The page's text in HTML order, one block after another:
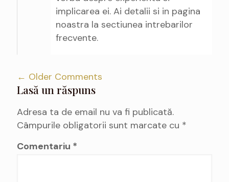
implicarea ei. Ai detalii si in pagina
noastra la sectiunea intrebarilor
frecvente.
← Older Comments
Lasă un răspuns
Adresa ta de email nu va fi publicată.
Câmpurile obligatorii sunt marcate cu *
Comentariu *